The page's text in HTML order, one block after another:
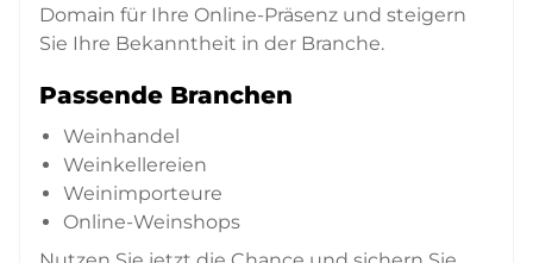
Domain für Ihre Online-Präsenz und steigern
Sie Ihre Bekanntheit in der Branche.
Passende Branchen
Weinhandel
Weinkellereien
Weinimporteure
Online-Weinshops